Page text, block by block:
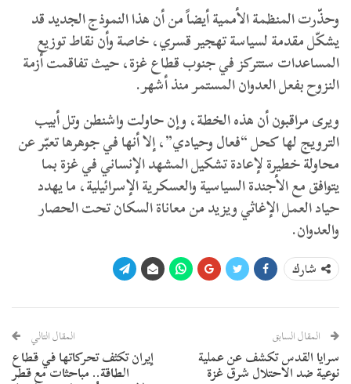
وحذّرت المنظمة الأممية أيضاً من أن هذا النموذج الجديد قد
يشكّل مقدمة لسياسة تهجير قسري، خاصة وأن نقاط توزيع
المساعدات ستتركز في جنوب قطاع غزة، حيث تفاقمت أزمة
النزوح بفعل العدوان المستمر منذ أشهر.
ويرى مراقبون أن هذه الخطة، وإن حاولت واشنطن وتل أبيب
الترويج لها كحل “فعال وحيادي”، إلا أنها في جوهرها تعبّر عن
محاولة خطيرة لإعادة تشكيل المشهد الإنساني في غزة بما
يتوافق مع الأجندة السياسية والعسكرية الإسرائيلية، ما يهدد
حياد العمل الإغاثي ويزيد من معاناة السكان تحت الحصار
والعدوان.
شارك
المقال السابق
سرايا القدس تكشف عن عملية
نوعية ضد الاحتلال شرق غزة
المقال التالي
إيران تكثف تحركاتها في قطاع
الطاقة.. مباحثات مع قطر